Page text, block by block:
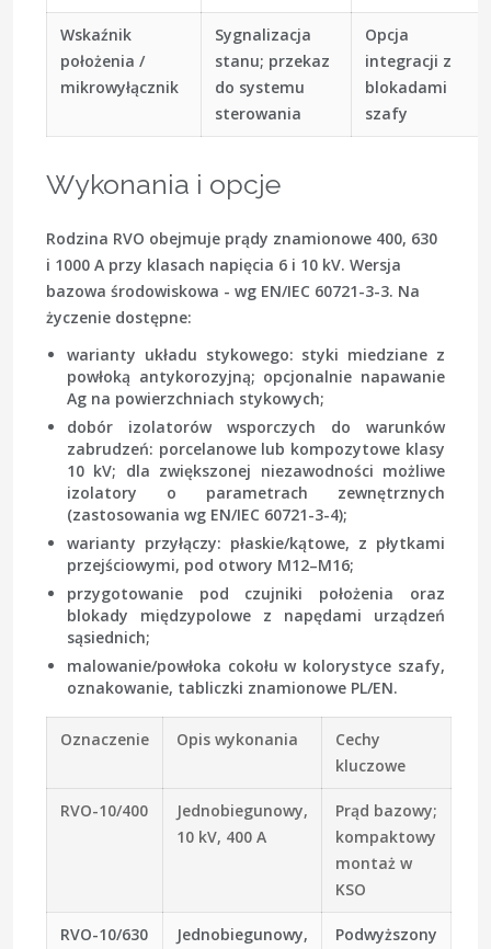
Wskaźnik
położenia /
mikrowyłącznik
Sygnalizacja
stanu; przekaz
do systemu
sterowania
Opcja
integracji z
blokadami
szafy
Wykonania i opcje
Rodzina RVO obejmuje prądy znamionowe 400, 630
i 1000 A przy klasach napięcia 6 i 10 kV. Wersja
bazowa środowiskowa - wg EN/IEC 60721-3-3. Na
życzenie dostępne:
warianty układu stykowego: styki miedziane z
powłoką antykorozyjną; opcjonalnie napawanie
Ag na powierzchniach stykowych;
dobór izolatorów wsporczych do warunków
zabrudzeń: porcelanowe lub kompozytowe klasy
10 kV; dla zwiększonej niezawodności możliwe
izolatory o parametrach zewnętrznych
(zastosowania wg EN/IEC 60721-3-4);
warianty przyłączy: płaskie/kątowe, z płytkami
przejściowymi, pod otwory M12–M16;
przygotowanie pod czujniki położenia oraz
blokady międzypolowe z napędami urządzeń
sąsiednich;
malowanie/powłoka cokołu w kolorystyce szafy,
oznakowanie, tabliczki znamionowe PL/EN.
Oznaczenie Opis wykonania
Cechy
kluczowe
RVO-10/400
Jednobiegunowy,
10 kV, 400 A
Prąd bazowy;
kompaktowy
montaż w
KSO
RVO-10/630
Jednobiegunowy,
Podwyższony